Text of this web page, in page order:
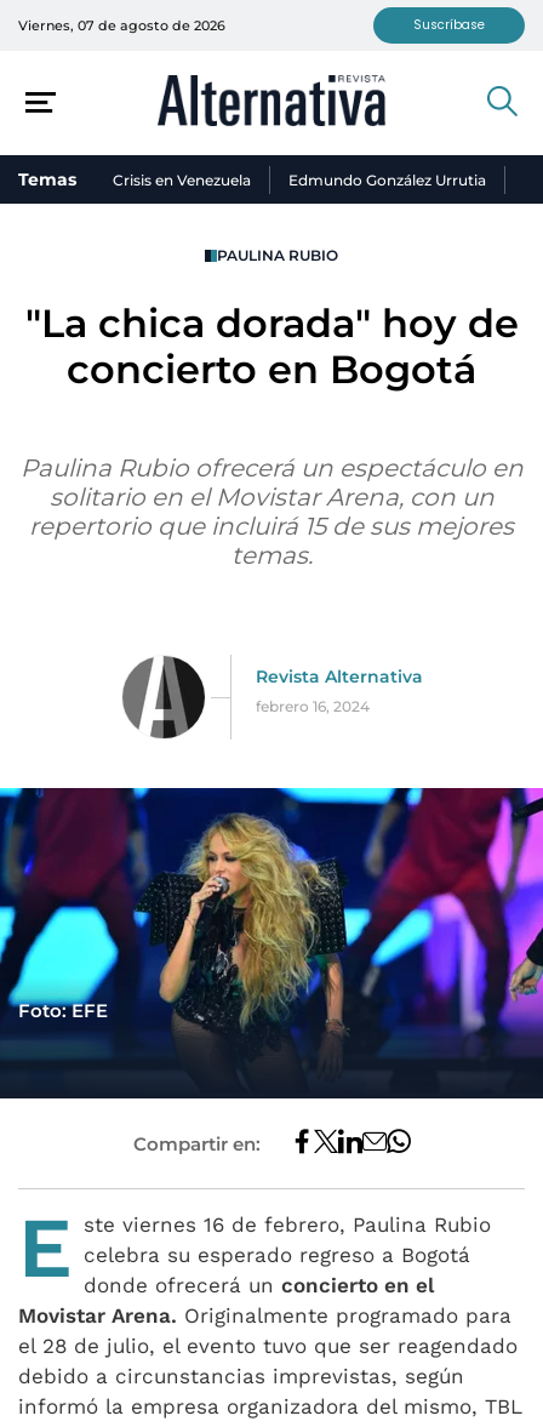
Viernes, 07 de agosto de 2026 Suscríbase
Temas Crisis en Venezuela Edmundo González Urrutia
PAULINA RUBIO
"La chica dorada" hoy de
concierto en Bogotá
Paulina Rubio ofrecerá un espectáculo en
solitario en el Movistar Arena, con un
repertorio que incluirá 15 de sus mejores
temas.
Revista Alternativa
febrero 16, 2024
Foto: EFE
Compartir en:
E
ste viernes 16 de febrero, Paulina Rubio
celebra su esperado regreso a Bogotá
donde ofrecerá un concierto en el
Movistar Arena. Originalmente programado para
el 28 de julio, el evento tuvo que ser reagendado
debido a circunstancias imprevistas, según
informó la empresa organizadora del mismo, TBL